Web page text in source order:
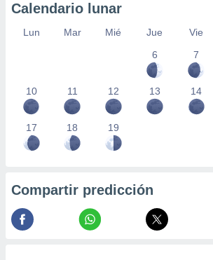
Calendario lunar
Lun Mar Mié Jue Vie
6
7
10 11 12 13 14
17 18 19
Compartir predicción